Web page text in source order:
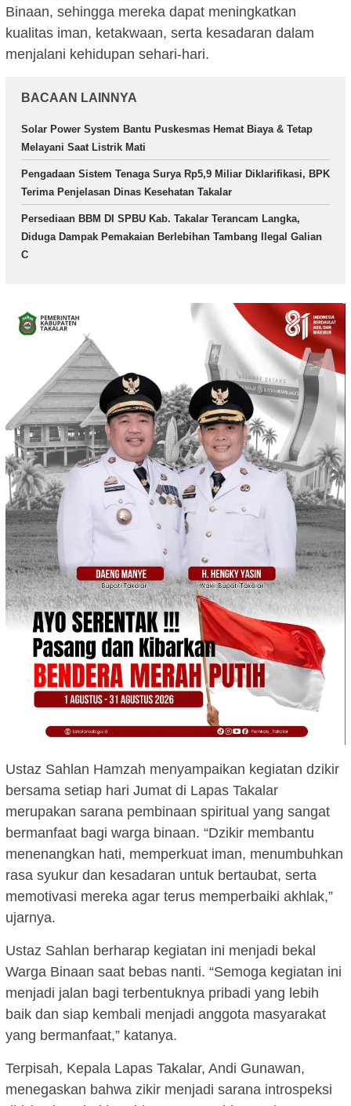
Binaan, sehingga mereka dapat meningkatkan
kualitas iman, ketakwaan, serta kesadaran dalam
menjalani kehidupan sehari-hari.
BACAAN LAINNYA
Solar Power System Bantu Puskesmas Hemat Biaya & Tetap
Melayani Saat Listrik Mati
Pengadaan Sistem Tenaga Surya Rp5,9 Miliar Diklarifikasi, BPK
Terima Penjelasan Dinas Kesehatan Takalar
Persediaan BBM DI SPBU Kab. Takalar Terancam Langka,
Diduga Dampak Pemakaian Berlebihan Tambang Ilegal Galian
C
Ustaz Sahlan Hamzah menyampaikan kegiatan dzikir
bersama setiap hari Jumat di Lapas Takalar
merupakan sarana pembinaan spiritual yang sangat
bermanfaat bagi warga binaan. “Dzikir membantu
menenangkan hati, memperkuat iman, menumbuhkan
rasa syukur dan kesadaran untuk bertaubat, serta
memotivasi mereka agar terus memperbaiki akhlak,”
ujarnya.
Ustaz Sahlan berharap kegiatan ini menjadi bekal
Warga Binaan saat bebas nanti. “Semoga kegiatan ini
menjadi jalan bagi terbentuknya pribadi yang lebih
baik dan siap kembali menjadi anggota masyarakat
yang bermanfaat,” katanya.
Terpisah, Kepala Lapas Takalar, Andi Gunawan,
menegaskan bahwa zikir menjadi sarana introspeksi